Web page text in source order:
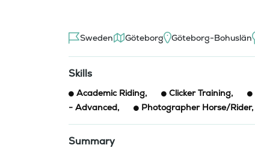
Sweden Göteborg Göteborg-Bohuslän
Skills
Academic Riding, Clicker Training,
- Advanced, Photographer Horse/Rider,
Summary